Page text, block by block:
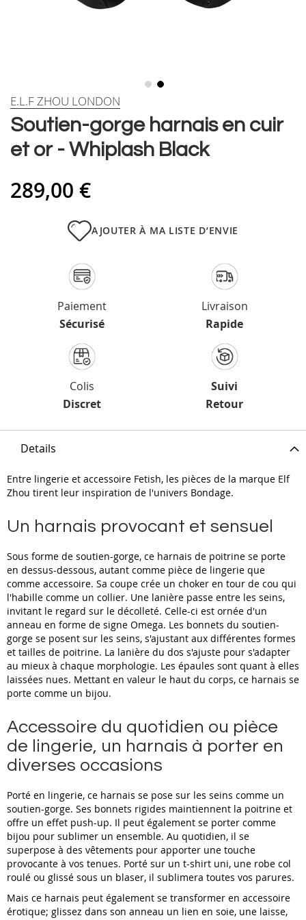
Skip
the
beginning
images
gallery
Soutien-gorge harnais en cuir
et or - Whiplash Black
E.L.F ZHOU LONDON
289,00 €
AJOUTER À MA LISTE D’ENVIE
Paiement
Sécurisé
Livraison
Rapide
Colis
Discret
Suivi
Retour
Details
Entre lingerie et accessoire Fetish, les pièces de la marque Elf
Zhou tirent leur inspiration de l'univers Bondage.
Un harnais provocant et sensuel
Sous forme de soutien-gorge, ce harnais de poitrine se porte
en dessus-dessous, autant comme pièce de lingerie que
comme accessoire. Sa coupe crée un choker en tour de cou qui
l'habille comme un collier. Une lanière passe entre les seins,
invitant le regard sur le décolleté. Celle-ci est ornée d'un
anneau en forme de signe Omega. Les bonnets du soutien-
gorge se posent sur les seins, s'ajustant aux différentes formes
et tailles de poitrine. La lanière du dos s'ajuste pour s'adapter
au mieux à chaque morphologie. Les épaules sont quant à elles
laissées nues. Mettant en valeur le haut du corps, ce harnais se
porte comme un bijou.
Accessoire du quotidien ou pièce
de lingerie, un harnais à porter en
diverses occasions
Porté en lingerie, ce harnais se pose sur les seins comme un
soutien-gorge. Ses bonnets rigides maintiennent la poitrine et
offre un effet push-up. Il peut également se porter comme
bijou pour sublimer un ensemble. Au quotidien, il se
superpose à des vêtements pour apporter une touche
provocante à vos tenues. Porté sur un t-shirt uni, une robe col
roulé ou glissé sous un blaser, il sublimera toutes vos parures.
Mais ce harnais peut également se transformer en accessoire
érotique; glissez dans son anneau un lien en soie, une laisse,